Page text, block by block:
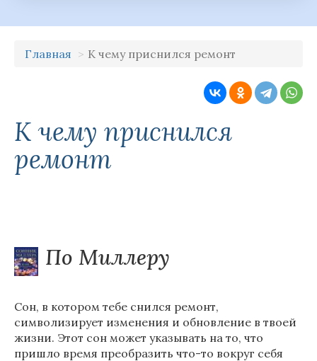
Главная К чему приснился ремонт
К чему приснился
ремонт
По Миллеру
Сон, в котором тебе снился ремонт,
символизирует изменения и обновление в твоей
жизни. Этот сон может указывать на то, что
пришло время преобразить что-то вокруг себя